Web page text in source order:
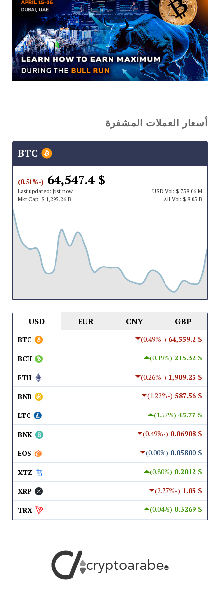
أسعار العملات المشفرة
$ 64,547.4
(-0.51%)
Last updated: Just now USDVol: $ 758.06 M
Mkt Cap: $ 1,295.26 B All Vol: $ 8.05 B
USD EUR CNY GBP
$ 64,559.2
(-0.49%)
BTC
$ 215.32
(0.19%)
BCH
$ 1,909.25
(-0.26%)
ETH
$ 587.56
(-1.22%)
BNB
$ 45.77
(1.57%)
LTC
$ 0.06908
(-0.49%)
BNK
$ 0.05800
(0.00%)
EOS
$ 0.2012
(0.80%)
XTZ
$ 1.03
(-2.37%)
XRP
$ 0.3269
(0.04%)
TRX